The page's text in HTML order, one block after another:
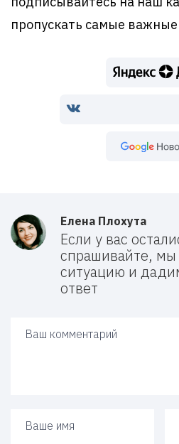
пропускать самые важные
Елена Плохута
Если у вас
спрашивайте,
ситуацию и
ответ